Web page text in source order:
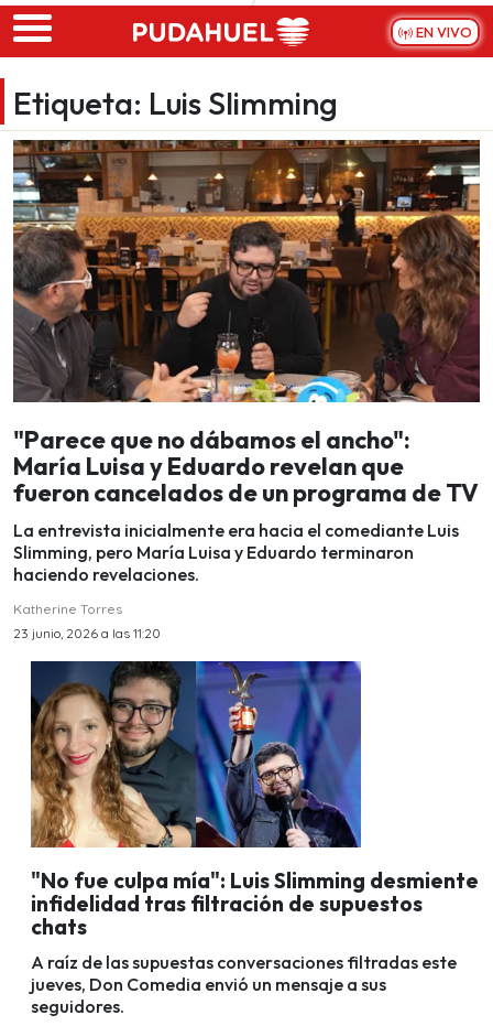
Skip to main content
EN VIVO
Etiqueta: Luis Slimming
"Parece que no dábamos el ancho":
María Luisa y Eduardo revelan que
fueron cancelados de un programa de TV
La entrevista inicialmente era hacia el comediante Luis
Slimming, pero María Luisa y Eduardo terminaron
haciendo revelaciones.
Katherine Torres
23 junio, 2026 a las 11:20
"No fue culpa mía": Luis Slimming desmiente
infidelidad tras filtración de supuestos
chats
A raíz de las supuestas conversaciones filtradas este
jueves, Don Comedia envió un mensaje a sus
seguidores.